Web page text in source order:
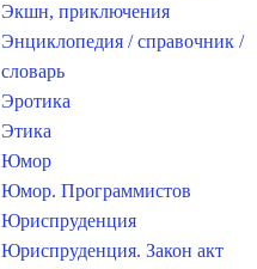
Экшн, приключения
Энциклопедия / справочник /
словарь
Эротика
Этика
Юмор
Юмор. Программистов
Юриспруденция
Юриспруденция. Закон акт